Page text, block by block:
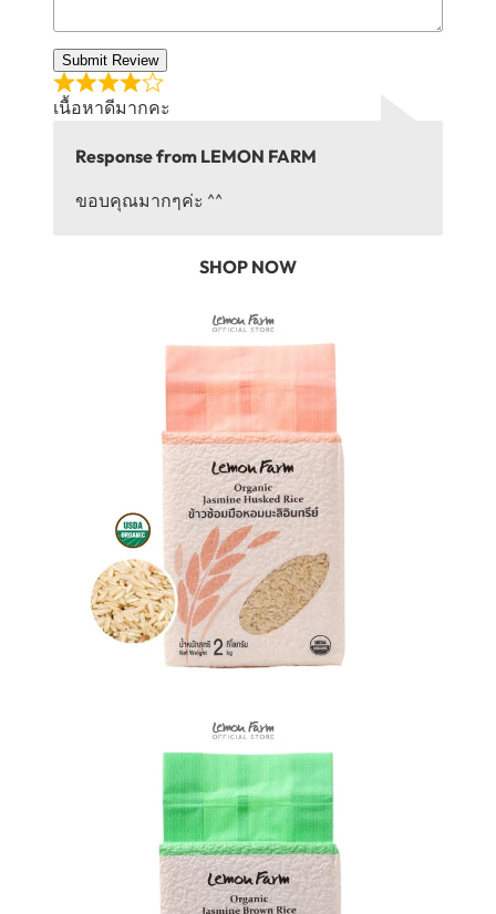
Submit Review
เนื้อหาดีมากคะ
Response from LEMON FARM
ขอบคุณมากๆค่ะ ^^
SHOP NOW